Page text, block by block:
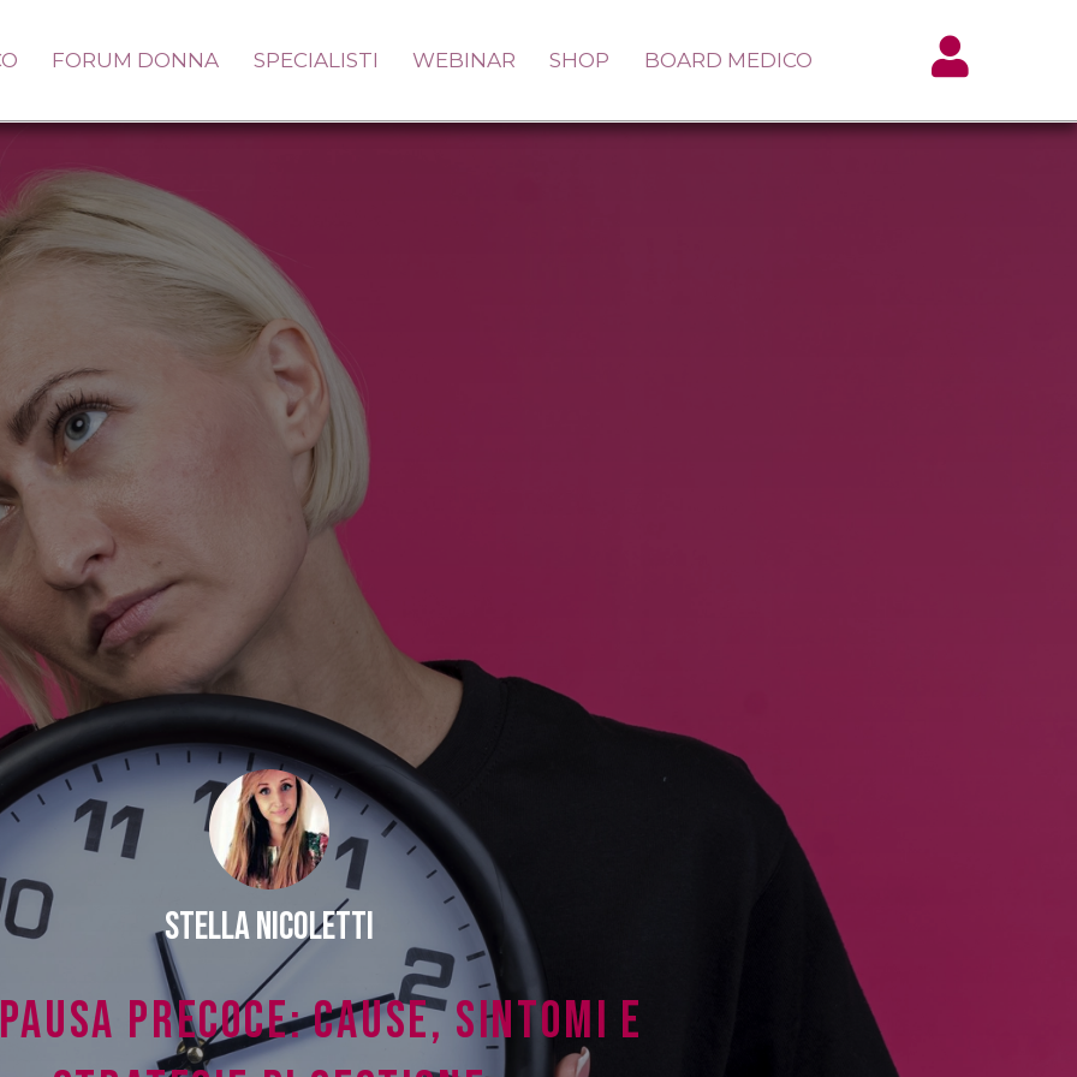
FORUM DONNA SPECIALISTI WEBINAR SHOP BOARD MEDICO
STELLA NICOLETTI
PRECOCE: CAUSE, SINTOMI E